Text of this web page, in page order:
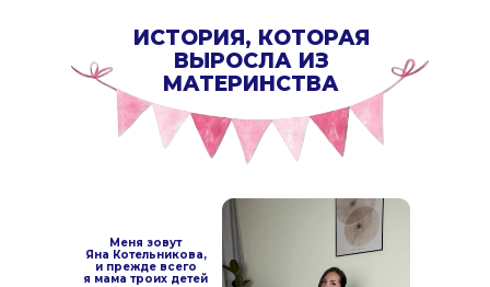
ИСТОРИЯ, КОТОРАЯ
ВЫРОСЛА ИЗ
МАТЕРИНСТВА
Меня зовут
Яна Котельникова,
и прежде всего
я мама троих детей